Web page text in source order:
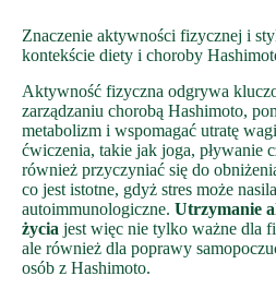
Znaczenie aktywności fizycznej i
kontekście diety i choroby
Aktywność fizyczna odgrywa
zarządzaniu chorobą Hashimoto,
metabolizm i wspomagać utratę
ćwiczenia, takie jak joga, pływanie
również przyczyniać się do
co jest istotne, gdyż stres może
autoimmunologiczne. Utrzymanie
życia jest więc nie tylko ważne dla
ale również dla poprawy
osób z Hashimoto.